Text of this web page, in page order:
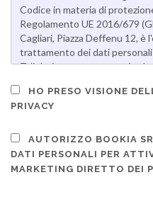
HO PRESO VISIONE
PRIVACY
AUTORIZZO BOOKIA SRL
DATI PERSONALI PER
MARKETING